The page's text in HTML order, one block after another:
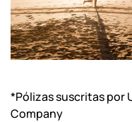
*Pólizas suscritas por
Company